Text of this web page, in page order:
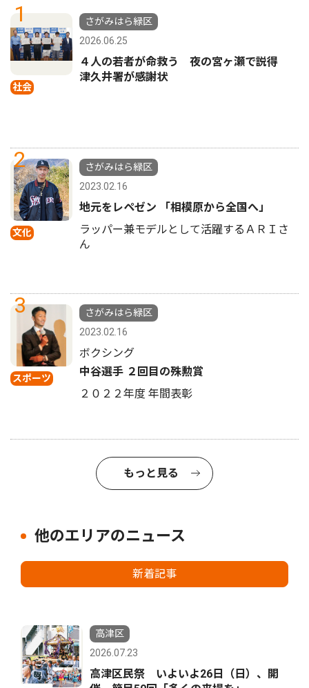
1
社会
さがみはら緑区
2026.06.25
４人の若者が命救う 夜の宮ヶ瀬で説得
津久井署が感謝状
2
文化
さがみはら緑区
2023.02.16
地元をレペゼン 「相模原から全国へ」
ラッパー兼モデルとして活躍するＡＲＩさ
ん
3
スポーツ
さがみはら緑区
2023.02.16
ボクシング
中谷選手 ２回目の殊勲賞
２０２２年度 年間表彰
もっと見る
他のエリアのニュース
新着記事
高津区
2026.07.23
高津区民祭 いよいよ26日（日）、開